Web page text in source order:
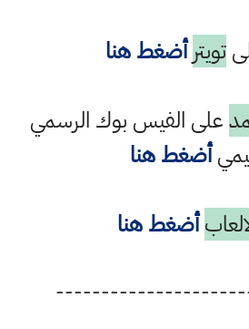
تويتر أضغط هنا
على الفيس بوك الرسمي
أضغط هنا
أضغط هنا